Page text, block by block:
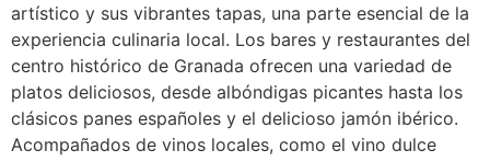
artístico y sus vibrantes tapas, una parte esencial de la
experiencia culinaria local. Los bares y restaurantes del
centro histórico de Granada ofrecen una variedad de
platos deliciosos, desde albóndigas picantes hasta los
clásicos panes españoles y el delicioso jamón ibérico.
Acompañados de vinos locales, como el vino dulce